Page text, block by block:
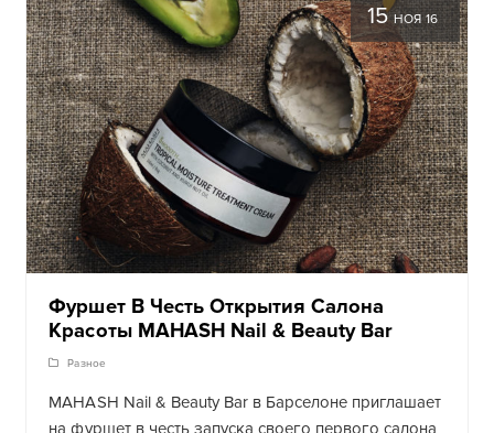
15НОЯ 16
Фуршет В Честь Открытия Салона
Красоты MAHASH Nail & Beauty Bar
Разное
MAHASH Nail & Beauty Bar в Барселоне приглашает
на фуршет в честь запуска своего первого салона